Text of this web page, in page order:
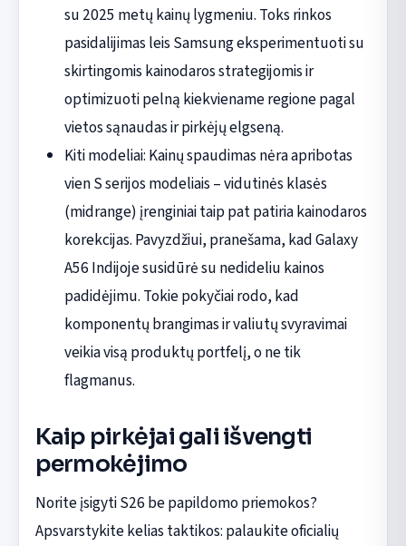
su 2025 metų kainų lygmeniu. Toks rinkos
pasidalijimas leis Samsung eksperimentuoti su
skirtingomis kainodaros strategijomis ir
optimizuoti pelną kiekviename regione pagal
vietos sąnaudas ir pirkėjų elgseną.
Kiti modeliai: Kainų spaudimas nėra apribotas
vien S serijos modeliais – vidutinės klasės
(midrange) įrenginiai taip pat patiria kainodaros
korekcijas. Pavyzdžiui, pranešama, kad Galaxy
A56 Indijoje susidūrė su nedideliu kainos
padidėjimu. Tokie pokyčiai rodo, kad
komponentų brangimas ir valiutų svyravimai
veikia visą produktų portfelį, o ne tik
flagmanus.
Kaip pirkėjai gali išvengti
permokėjimo
Norite įsigyti S26 be papildomo priemokos?
Apsvarstykite kelias taktikos: palaukite oficialių